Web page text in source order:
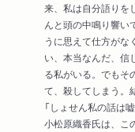
来、私は自分語りを
んと頭の中鳴り響い
うに思えて仕方がな
い、本当なんだ、信
る私がいる。でもそ
て、殺してしまう。
「しょせん私の話は
小松原織香氏は、こ